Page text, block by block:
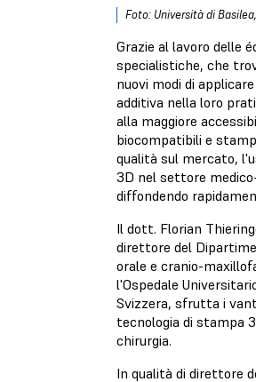
Foto: Università di
Grazie al lavoro delle
specialistiche, che
nuovi modi di
additiva nella loro
alla maggiore
biocompatibili e
qualità sul mercato,
3D nel settore
diffondendo
Il dott. Florian
direttore del
orale e cranio-
l'Ospedale
Svizzera, sfrutta i
tecnologia di stampa
chirurgia.
In qualità di direttore